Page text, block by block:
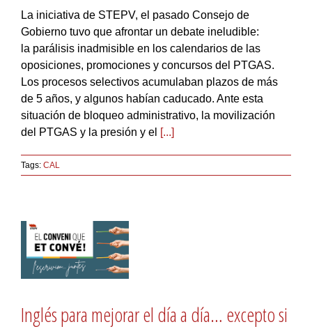
La iniciativa de STEPV, el pasado Consejo de
Gobierno tuvo que afrontar un debate ineludible:
la parálisis inadmisible en los calendarios de las
oposiciones, promociones y concursos del PTGAS.
Los procesos selectivos acumulaban plazos de más
de 5 años, y algunos habían caducado. Ante esta
situación de bloqueo administrativo, la movilización
del PTGAS y la presión y el [...]
Tags: CAL
Inglés para mejorar el día a día… excepto si